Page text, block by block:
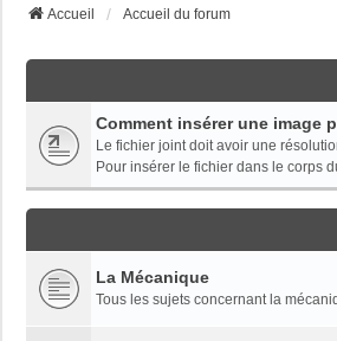
Accueil Accueil du forum
Comment insérer une image
Le fichier joint doit avoir une
Pour insérer le fichier dans le corps
La Mécanique
Tous les sujets concernant la